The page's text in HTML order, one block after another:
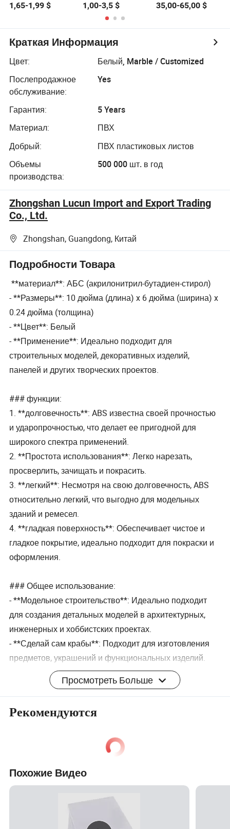
несколько
вариантов
1,65-1,99 $
акриловая
панель ABS для
душевого
поддона,
душевой базы,
стеновой панели
1,00-3,5 $
солнечный душ,
35,00-65,00 $
Краткая Информация
Цвет:
Белый, Marble / Customized
Послепродажное
обслуживание:
Yes
Гарантия:
5 Years
Материал:
ПВХ
Добрый:
ПВХ пластиковых листов
Объемы
производства:
500 000 шт. в год
Zhongshan Lucun Import and Export Trading
Co., Ltd.
Zhongshan, Guangdong, Китай
Подробности Товара
**материал**: АБС (акрилонитрил-бутадиен-стирол)
- **Размеры**: 10 дюйма (длина) x 6 дюйма (ширина) x
0.24 дюйма (толщина)
- **Цвет**: Белый
- **Применение**: Идеально подходит для
строительных моделей, декоративных изделий,
панелей и других творческих проектов.
### функции:
1. **долговечность**: ABS известна своей прочностью
и ударопрочностью, что делает ее пригодной для
широкого спектра применений.
2. **Простота использования**: Легко нарезать,
просверлить, зачищать и покрасить.
3. **легкий**: Несмотря на свою долговечность, ABS
относительно легкий, что выгодно для модельных
зданий и ремесел.
4. **гладкая поверхность**: Обеспечивает чистое и
гладкое покрытие, идеально подходит для покраски и
оформления.
### Общее использование:
- **Модельное строительство**: Идеально подходит
для создания детальных моделей в архитектурных,
инженерных и хоббистских проектах.
- **Сделай сам крабы**: Подходит для изготовления
предметов, украшений и функциональных изделий.
- **прототипирование**: Часто используется в
прототипировании из-за простоты манипуляций и
- **панели**: Могут использоваться для создания
Советы по работе с ABS-листками:
- **резка**: Для точного резания используйте острый
универсальный нож, пилу с мелкими зубьями или
лазерную резку.
- **приклеивание**: АБС легко склеивается с помощью
Просмотреть Больше
Рекомендуются
Похожие Видео